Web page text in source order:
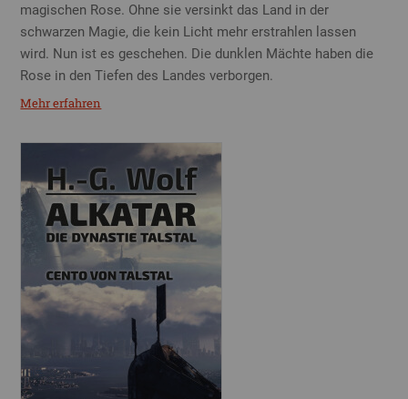
magischen Rose. Ohne sie versinkt das Land in der
schwarzen Magie, die kein Licht mehr erstrahlen lassen
wird. Nun ist es geschehen. Die dunklen Mächte haben die
Rose in den Tiefen des Landes verborgen.
Mehr erfahren